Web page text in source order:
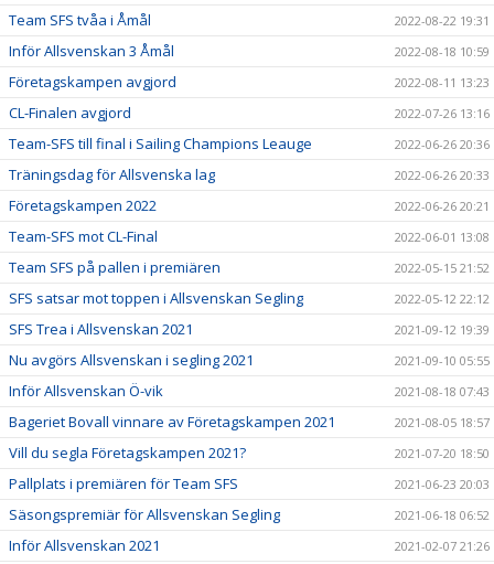
Team SFS tvåa i Åmål 2022-08-22 19:31
Inför Allsvenskan 3 Åmål 2022-08-18 10:59
Företagskampen avgjord 2022-08-11 13:23
CL-Finalen avgjord 2022-07-26 13:16
Team-SFS till final i Sailing Champions Leauge 2022-06-26 20:36
Träningsdag för Allsvenska lag 2022-06-26 20:33
Företagskampen 2022 2022-06-26 20:21
Team-SFS mot CL-Final 2022-06-01 13:08
Team SFS på pallen i premiären 2022-05-15 21:52
SFS satsar mot toppen i Allsvenskan Segling 2022-05-12 22:12
SFS Trea i Allsvenskan 2021 2021-09-12 19:39
Nu avgörs Allsvenskan i segling 2021 2021-09-10 05:55
Inför Allsvenskan Ö-vik 2021-08-18 07:43
Bageriet Bovall vinnare av Företagskampen 2021 2021-08-05 18:57
Vill du segla Företagskampen 2021? 2021-07-20 18:50
Pallplats i premiären för Team SFS 2021-06-23 20:03
Säsongspremiär för Allsvenskan Segling 2021-06-18 06:52
Inför Allsvenskan 2021 2021-02-07 21:26